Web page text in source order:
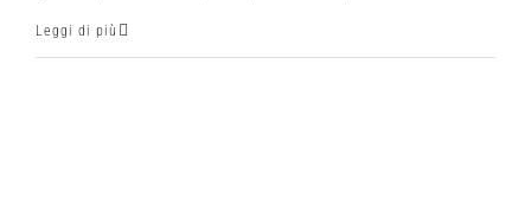
Leggi di più